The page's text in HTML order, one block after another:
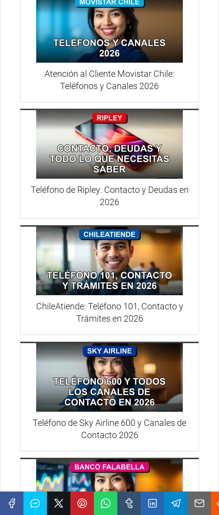
Atención al Cliente Movistar Chile:
Teléfonos y Canales 2026
Teléfono de Ripley: Contacto y Deudas en
2026
ChileAtiende: Teléfono 101, Contacto y
Trámites en 2026
Teléfono de Sky Airline 600 y Canales de
Contacto 2026